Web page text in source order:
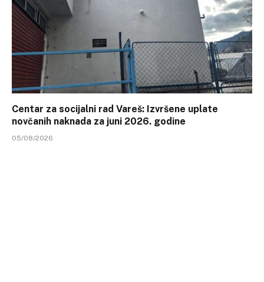
Centar za socijalni rad Vareš: Izvršene uplate
novčanih naknada za juni 2026. godine
05/08/2026